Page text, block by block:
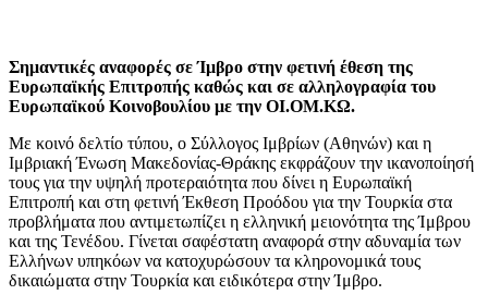
Σημαντικές αναφορές σε Ίμβρο στην φετινή έθεση της
Ευρωπαϊκής Επιτροπής καθώς και σε αλληλογραφία του
Ευρωπαϊκού Κοινοβουλίου με την ΟΙ.ΟΜ.ΚΩ.
Με κοινό δελτίο τύπου, ο Σύλλογος Ιμβρίων (Αθηνών) και η
Ιμβριακή Ένωση Μακεδονίας-Θράκης εκφράζουν την ικανοποίησή
τους για την υψηλή προτεραιότητα που δίνει η Ευρωπαϊκή
Επιτροπή και στη φετινή Έκθεση Προόδου για την Τουρκία στα
προβλήματα που αντιμετωπίζει η ελληνική μειονότητα της Ίμβρου
και της Τενέδου. Γίνεται σαφέστατη αναφορά στην αδυναμία των
Ελλήνων υπηκόων να κατοχυρώσουν τα κληρονομικά τους
δικαιώματα στην Τουρκία και ειδικότερα στην Ίμβρο.